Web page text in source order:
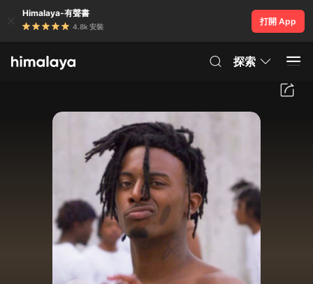
Himalaya-有聲書
4.8k 安裝
打開 App
探索